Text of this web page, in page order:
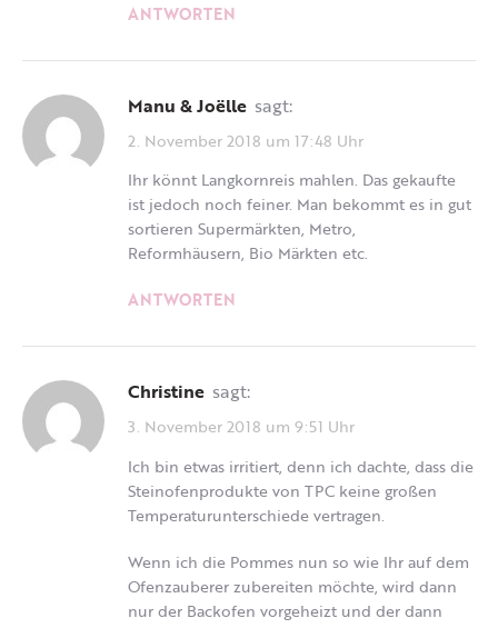
ANTWORTEN
Manu & Joëlle sagt:
2. November 2018 um 17:48 Uhr
Ihr könnt Langkornreis mahlen. Das gekaufte
ist jedoch noch feiner. Man bekommt es in gut
sortieren Supermärkten, Metro,
Reformhäusern, Bio Märkten etc.
ANTWORTEN
Christine sagt:
3. November 2018 um 9:51 Uhr
Ich bin etwas irritiert, denn ich dachte, dass die
Steinofenprodukte von TPC keine großen
Temperaturunterschiede vertragen.
Wenn ich die Pommes nun so wie Ihr auf dem
Ofenzauberer zubereiten möchte, wird dann
nur der Backofen vorgeheizt und der dann